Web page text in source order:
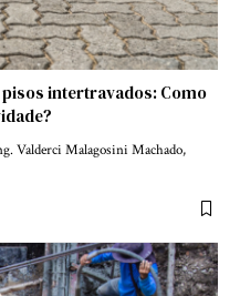
intertravados: Como
Valderci Malagosini Machado,